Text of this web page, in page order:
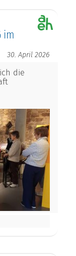
im
30. April 2026
die